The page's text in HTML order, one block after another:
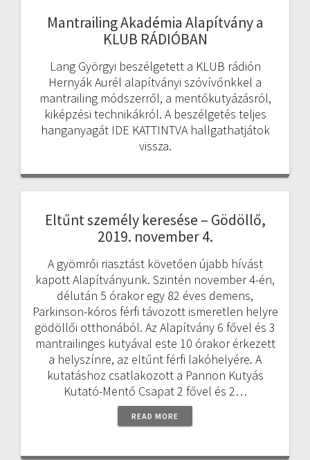
Mantrailing Akadémia Alapítvány a
KLUB RÁDIÓBAN
Lang Györgyi beszélgetett a KLUB rádión
Hernyák Aurél alapítványi szóvívőnkkel a
mantrailing módszerről, a mentőkutyázásról,
kiképzési technikákról. A beszélgetés teljes
hanganyagát IDE KATTINTVA hallgathatjátok
vissza.
Eltűnt személy keresése – Gödöllő,
2019. november 4.
A gyömrői riasztást követően újabb hívást
kapott Alapítványunk. Szintén november 4-én,
délután 5 órakor egy 82 éves demens,
Parkinson-kóros férfi távozott ismeretlen helyre
gödöllői otthonából. Az Alapítvány 6 fővel és 3
mantrailinges kutyával este 10 órakor érkezett
a helyszínre, az eltűnt férfi lakóhelyére. A
kutatáshoz csatlakozott a Pannon Kutyás
Kutató-Mentő Csapat 2 fővel és 2…
READ MORE